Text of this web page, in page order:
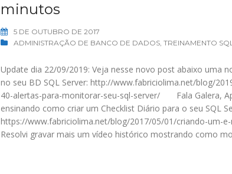
minutos
5 DE OUTUBRO DE 2017
ADMINISTRAÇÃO DE BANCO DE DADOS, TREINAMENTO
Update dia 22/09/2019: Veja nesse novo post abaixo uma
no seu BD SQL Server: http://www.fabriciolima.net/blog/
40-alertas-para-monitorar-seu-sql-server/ Fala Galera,
ensinando como criar um Checklist Diário para o seu SQL
https://www.fabriciolima.net/blog/2017/05/01/criando-um-
Resolvi gravar mais um vídeo histórico mostrando como